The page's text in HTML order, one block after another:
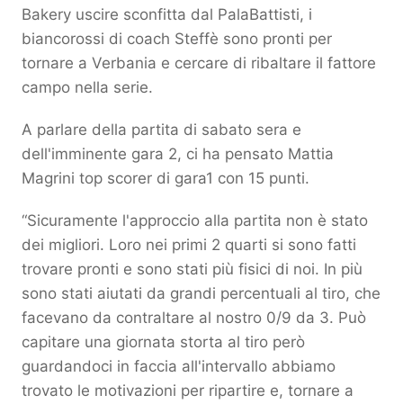
Bakery uscire sconfitta dal PalaBattisti, i
biancorossi di coach Steffè sono pronti per
tornare a Verbania e cercare di ribaltare il fattore
campo nella serie.
A parlare della partita di sabato sera e
dell'imminente gara 2, ci ha pensato Mattia
Magrini top scorer di gara1 con 15 punti.
“Sicuramente l'approccio alla partita non è stato
dei migliori. Loro nei primi 2 quarti si sono fatti
trovare pronti e sono stati più fisici di noi. In più
sono stati aiutati da grandi percentuali al tiro, che
facevano da contraltare al nostro 0/9 da 3. Può
capitare una giornata storta al tiro però
guardandoci in faccia all'intervallo abbiamo
trovato le motivazioni per ripartire e, tornare a